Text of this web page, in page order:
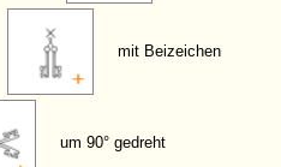
mit Beizeichen
um 90° gedreht